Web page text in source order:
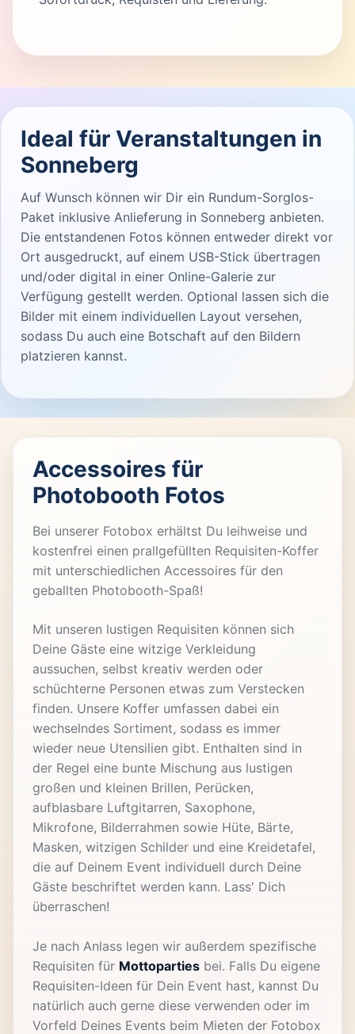
Ideal für Veranstaltungen in
Sonneberg
Auf Wunsch können wir Dir ein Rundum-Sorglos-
Paket inklusive Anlieferung in Sonneberg anbieten.
Die entstandenen Fotos können entweder direkt vor
Ort ausgedruckt, auf einem USB-Stick übertragen
und/oder digital in einer Online-Galerie zur
Verfügung gestellt werden. Optional lassen sich die
Bilder mit einem individuellen Layout versehen,
sodass Du auch eine Botschaft auf den Bildern
platzieren kannst.
Accessoires für
Photobooth Fotos
Bei unserer Fotobox erhältst Du leihweise und
kostenfrei einen prallgefüllten Requisiten-Koffer
mit unterschiedlichen Accessoires für den
geballten Photobooth-Spaß!
Mit unseren lustigen Requisiten können sich
Deine Gäste eine witzige Verkleidung
aussuchen, selbst kreativ werden oder
schüchterne Personen etwas zum Verstecken
finden. Unsere Koffer umfassen dabei ein
wechselndes Sortiment, sodass es immer
wieder neue Utensilien gibt. Enthalten sind in
der Regel eine bunte Mischung aus lustigen
großen und kleinen Brillen, Perücken,
aufblasbare Luftgitarren, Saxophone,
Mikrofone, Bilderrahmen sowie Hüte, Bärte,
Masken, witzigen Schilder und eine Kreidetafel,
die auf Deinem Event individuell durch Deine
Gäste beschriftet werden kann. Lass' Dich
überraschen!
Je nach Anlass legen wir außerdem spezifische
Requisiten für Mottoparties bei. Falls Du eigene
Requisiten-Ideen für Dein Event hast, kannst Du
natürlich auch gerne diese verwenden oder im
Vorfeld Deines Events beim Mieten der Fotobox